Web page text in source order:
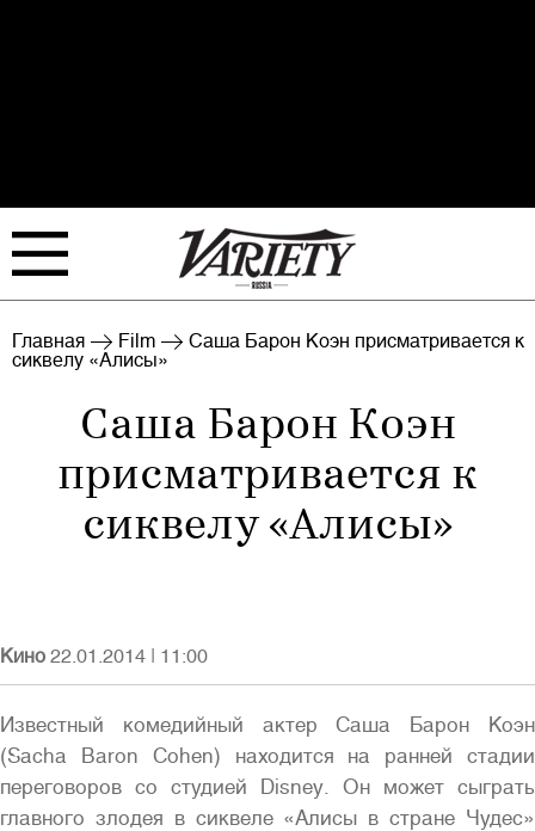
FILM TV
RANKING EVENTS
ARCHIVE
Войти
Главная Film
Саша Барон Коэн присматривается к
сиквелу «Алисы»
Саша Барон Коэн
присматривается к
сиквелу «Алисы»
Кино 22.01.2014 | 11:00
Известный комедийный актер Саша Барон Коэн
(Sacha Baron Cohen) находится на ранней стадии
переговоров со студией Disney. Он может сыграть
главного злодея в сиквеле «Алисы в стране Чудес»